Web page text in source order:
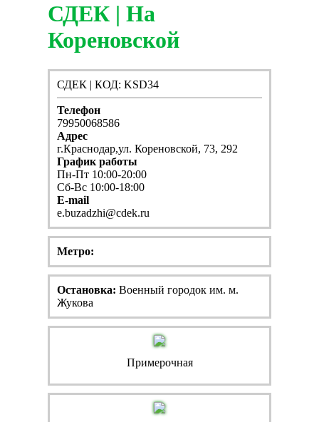
СДЕК | На
Кореновской
СДЕК | КОД: KSD34
Телефон
79950068586
Адрес
г.Краснодар,ул. Кореновской, 73, 292
График работы
Пн-Пт 10:00-20:00
Сб-Вс 10:00-18:00
E-mail
e.buzadzhi@cdek.ru
Метро:
Остановка: Военный городок им. м.
Жукова
Примерочная